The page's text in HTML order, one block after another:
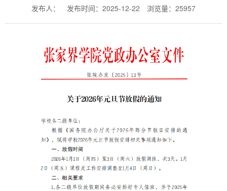
发布人： 发布时间：2025-12-22 浏览量： 25957